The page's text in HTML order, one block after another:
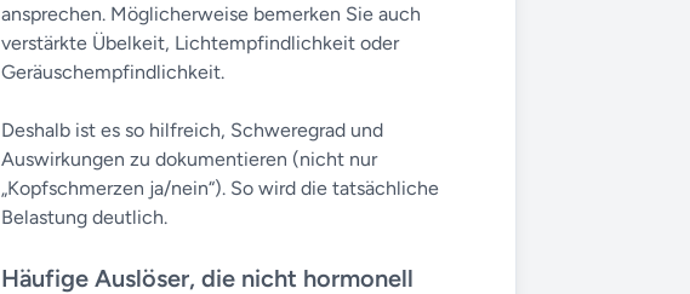
ansprechen. Möglicherweise bemerken Sie auch
verstärkte Übelkeit, Lichtempfindlichkeit oder
Geräuschempfindlichkeit.
Deshalb ist es so hilfreich, Schweregrad und
Auswirkungen zu dokumentieren (nicht nur
„Kopfschmerzen ja/nein“). So wird die tatsächliche
Belastung deutlich.
Häufige Auslöser, die nicht hormonell